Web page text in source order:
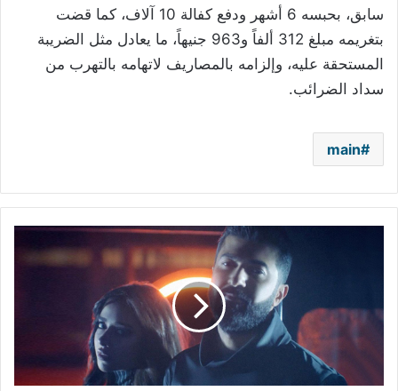
سابق، بحبسه 6 أشهر ودفع كفالة 10 آلاف، كما قضت
بتغريمه مبلغ 312 ألفاً و963 جنيهاً، ما يعادل مثل الضريبة
المستحقة عليه، وإلزامه بالمصاريف لاتهامه بالتهرب من
سداد الضرائب.
main
بالملايين